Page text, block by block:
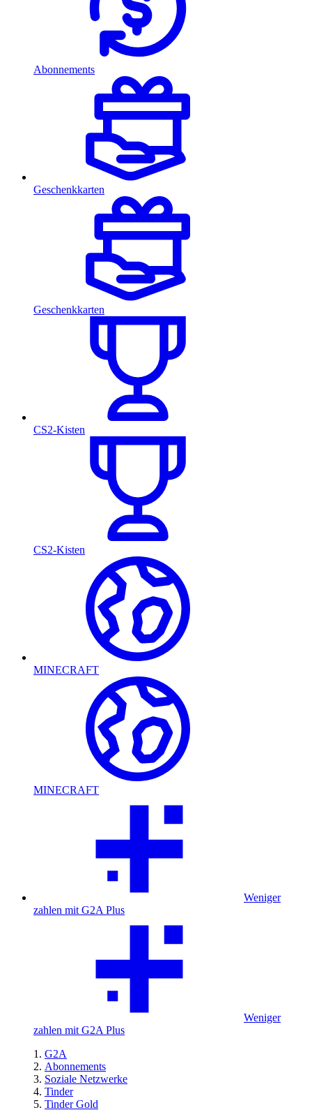
Abonnements
Geschenkkarten
Geschenkkarten
CS2-Kisten
CS2-Kisten
MINECRAFT
MINECRAFT
Weniger
zahlen mit G2A Plus
Weniger
zahlen mit G2A Plus
G2A
Abonnements
Soziale Netzwerke
Tinder
Tinder Gold